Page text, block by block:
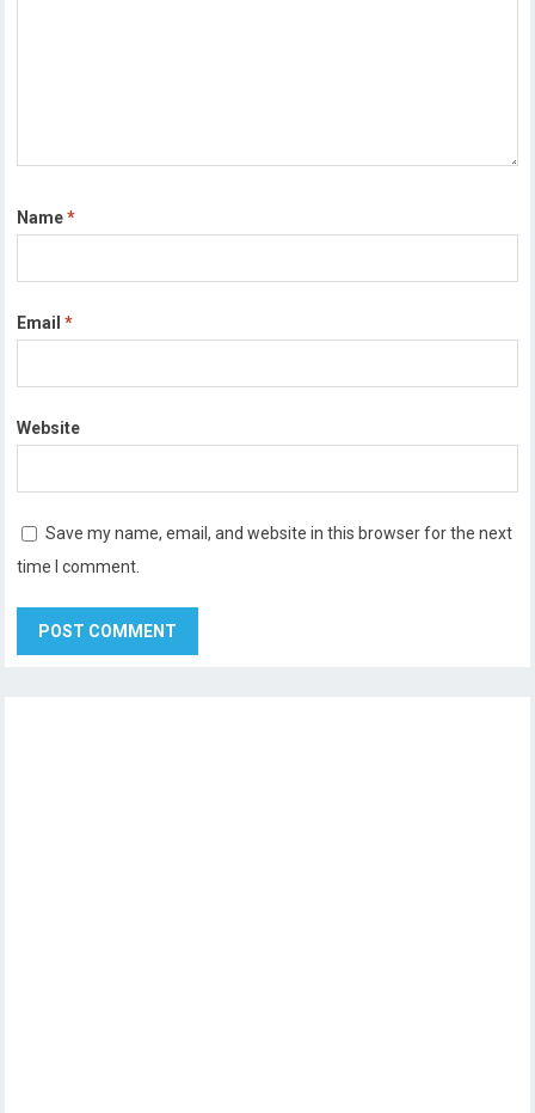
Name*
Email*
Website
Save my name, email, and website in this browser for the next
time I comment.